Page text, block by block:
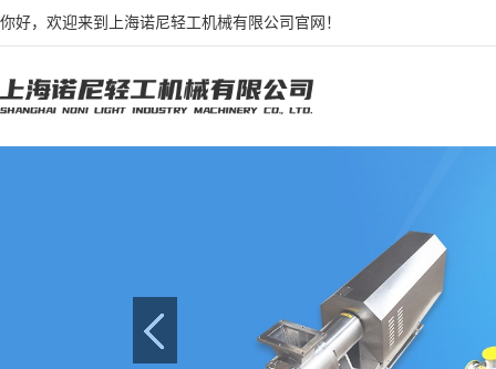
你好，欢迎来到上海诺尼轻工机械有限公司官网！